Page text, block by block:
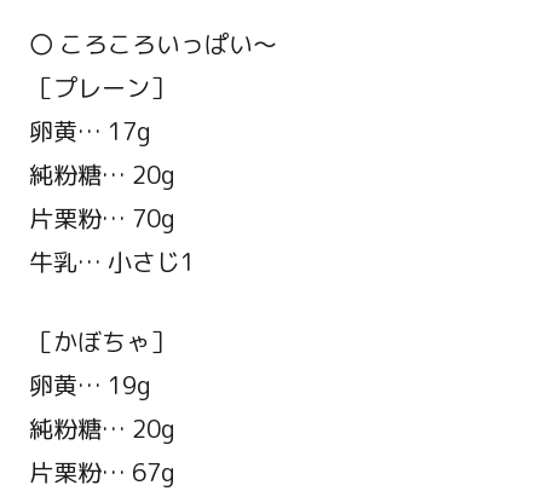
〇 ころころいっぱい～
［プレーン］
卵黄… 17g
純粉糖… 20g
片栗粉… 70g
牛乳… 小さじ1
［かぼちゃ］
卵黄… 19g
純粉糖… 20g
片栗粉… 67g